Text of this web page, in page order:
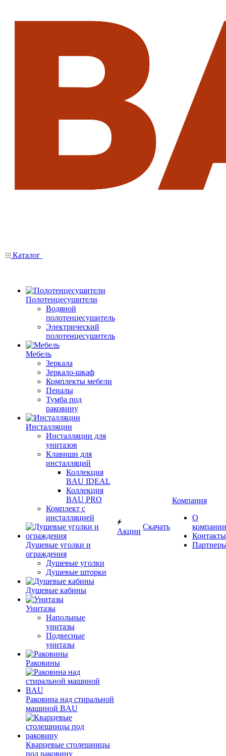
Каталог
Полотенцесушители
Водяной
полотенцесушитель
Электрический
полотенцесушитель
Мебель
Зеркала
Зеркало-шкаф
Комплекты мебели
Пеналы
Тумба под
раковину
Инсталляции
Инсталляции для
унитазов
Клавиши для
инсталляций
Коллекция
BAU IDEAL
Коллекция
BAU PRO
Комплект с
инсталляцией
Душевые уголки и
ограждения
Душевые уголки
Душевые шторки
Душевые кабины
Унитазы
Напольные
унитазы
Подвесные
унитазы
Раковины
Раковина над стиральной
машиной BAU
Кварцевые столешницы
под раковину
Акции
Скачать
Компания
О
компании
Контакты